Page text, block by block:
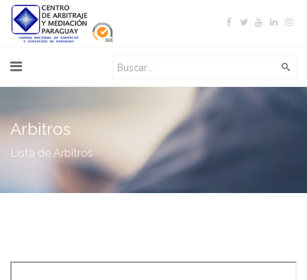
Arbitros
Lista de Arbitros